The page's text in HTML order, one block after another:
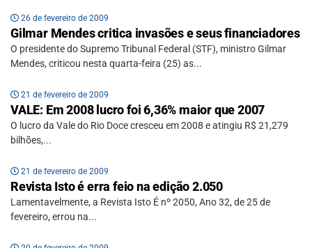
26 de fevereiro de 2009
Gilmar Mendes critica invasões e seus financiadores
O presidente do Supremo Tribunal Federal (STF), ministro Gilmar
Mendes, criticou nesta quarta-feira (25) as...
21 de fevereiro de 2009
VALE: Em 2008 lucro foi 6,36% maior que 2007
O lucro da Vale do Rio Doce cresceu em 2008 e atingiu R$ 21,279
bilhões,...
21 de fevereiro de 2009
Revista Isto é erra feio na edição 2.050
Lamentavelmente, a Revista Isto É nº 2050, Ano 32, de 25 de
fevereiro, errou na...